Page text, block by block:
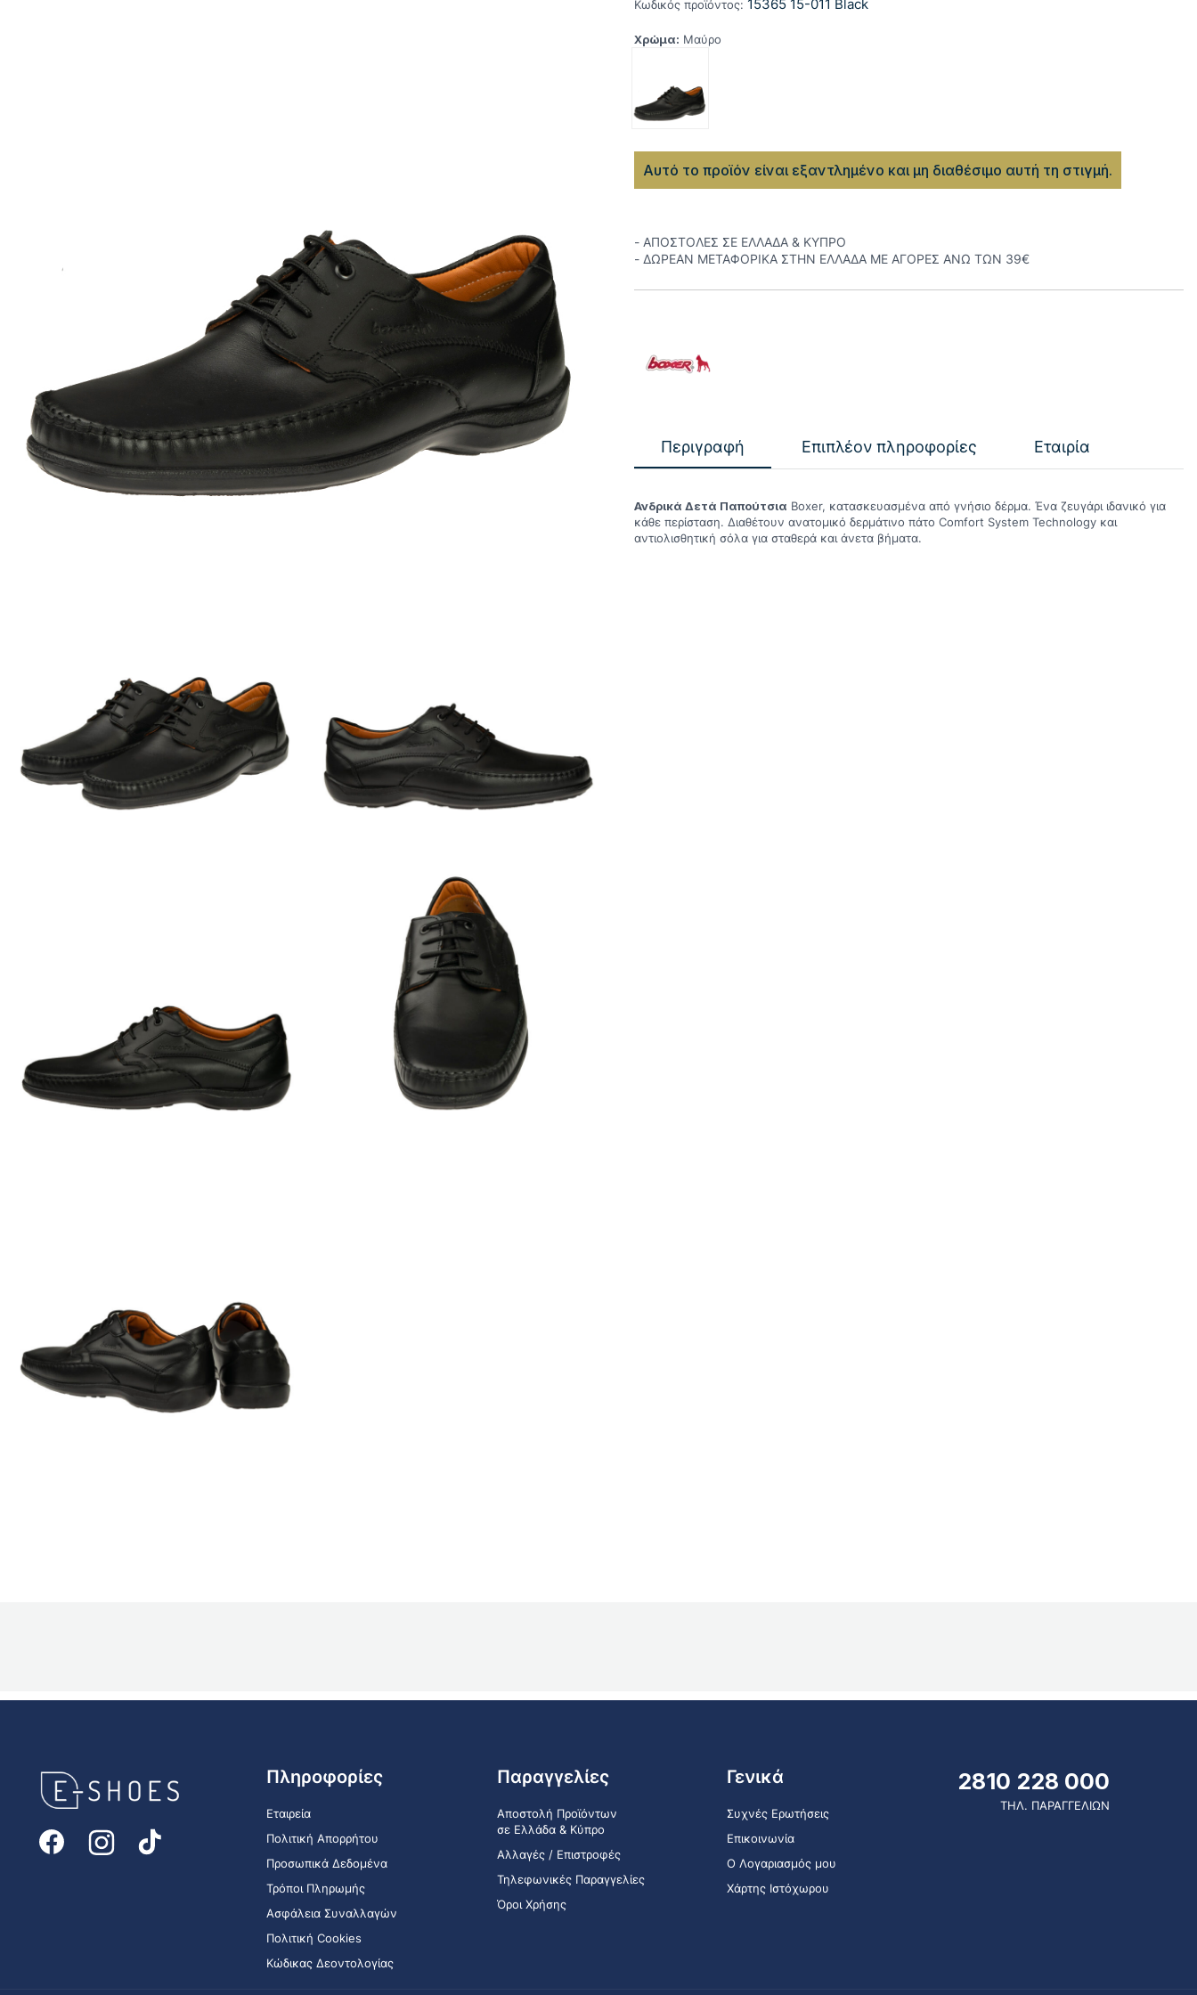
Κωδικός προϊόντος: 15365 15-011 Black
Χρώμα: Μαύρο
Αυτό το προϊόν είναι εξαντλημένο και μη διαθέσιμο αυτή τη στιγμή.
- ΑΠΟΣΤΟΛΕΣ ΣΕ ΕΛΛΑΔΑ & ΚΥΠΡΟ
- ΔΩΡΕΑΝ ΜΕΤΑΦΟΡΙΚΑ ΣΤΗΝ ΕΛΛΑΔΑ ΜΕ ΑΓΟΡΕΣ ΑΝΩ ΤΩΝ 39€
Περιγραφή Επιπλέον πληροφορίες Εταιρία
Ανδρικά Δετά Παπούτσια Boxer, κατασκευασμένα από γνήσιο δέρμα. Ένα ζευγάρι ιδανικό για
κάθε περίσταση. Διαθέτουν ανατομικό δερμάτινο πάτο Comfort System Technology και
αντιολισθητική σόλα για σταθερά και άνετα βήματα.
Πληροφορίες
Εταιρεία
Πολιτική Απορρήτου
Προσωπικά Δεδομένα
Τρόποι Πληρωμής
Ασφάλεια Συναλλαγών
Πολιτική Cookies
Κώδικας Δεοντολογίας
Παραγγελίες
Αποστολή Προϊόντων
σε Ελλάδα & Κύπρο
Αλλαγές / Επιστροφές
Τηλεφωνικές Παραγγελίες
Όροι Χρήσης
Γενικά
Συχνές Ερωτήσεις
Επικοινωνία
Ο Λογαριασμός μου
Χάρτης Ιστόχωρου
2810 228 000
ΤΗΛ. ΠΑΡΑΓΓΕΛΙΩΝ